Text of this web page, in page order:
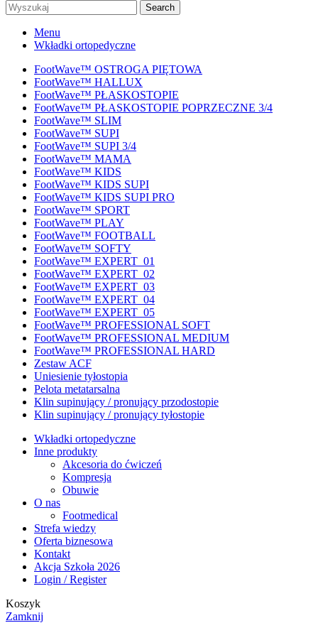
Search
Menu
Wkładki ortopedyczne
FootWave™ OSTROGA PIĘTOWA
FootWave™ HALLUX
FootWave™ PŁASKOSTOPIE
FootWave™ PŁASKOSTOPIE POPRZECZNE 3/4
FootWave™ SLIM
FootWave™ SUPI
FootWave™ SUPI 3/4
FootWave™ MAMA
FootWave™ KIDS
FootWave™ KIDS SUPI
FootWave™ KIDS SUPI PRO
FootWave™ SPORT
FootWave™ PLAY
FootWave™ FOOTBALL
FootWave™ SOFTY
FootWave™ EXPERT_01
FootWave™ EXPERT_02
FootWave™ EXPERT_03
FootWave™ EXPERT_04
FootWave™ EXPERT_05
FootWave™ PROFESSIONAL SOFT
FootWave™ PROFESSIONAL MEDIUM
FootWave™ PROFESSIONAL HARD
Zestaw ACF
Uniesienie tyłostopia
Pelota metatarsalna
Klin supinujący / pronujący przodostopie
Klin supinujący / pronujący tyłostopie
Wkładki ortopedyczne
Inne produkty
Akcesoria do ćwiczeń
Kompresja
Obuwie
O nas
Footmedical
Strefa wiedzy
Oferta biznesowa
Kontakt
Akcja Szkoła 2026
Login / Register
Koszyk
Zamknij